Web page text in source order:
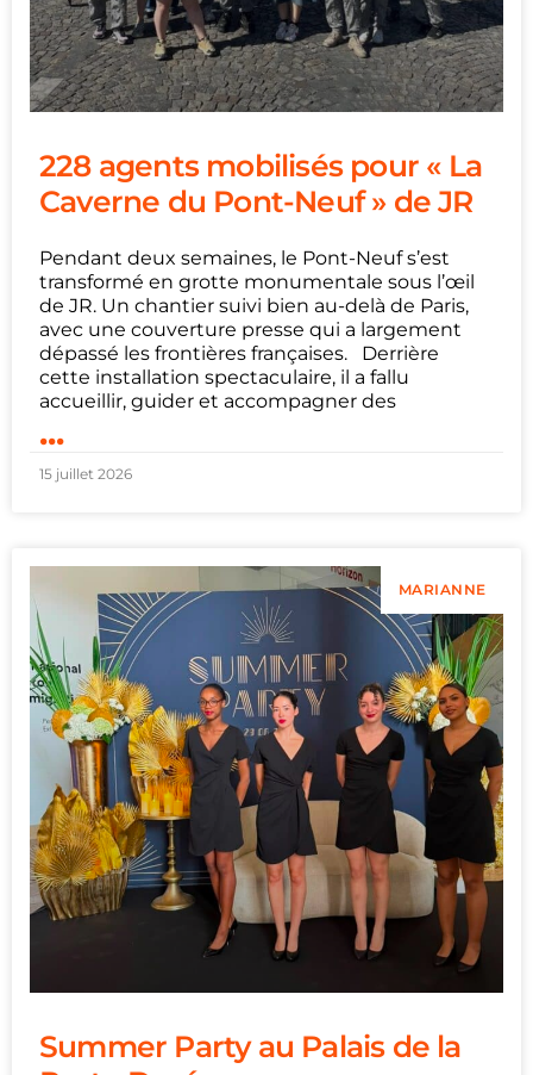
228 agents mobilisés pour « La
Caverne du Pont-Neuf » de JR
Pendant deux semaines, le Pont-Neuf s’est
transformé en grotte monumentale sous l’œil
de JR. Un chantier suivi bien au-delà de Paris,
avec une couverture presse qui a largement
dépassé les frontières françaises. Derrière
cette installation spectaculaire, il a fallu
accueillir, guider et accompagner des
...
15 juillet 2026
MARIANNE
Summer Party au Palais de la